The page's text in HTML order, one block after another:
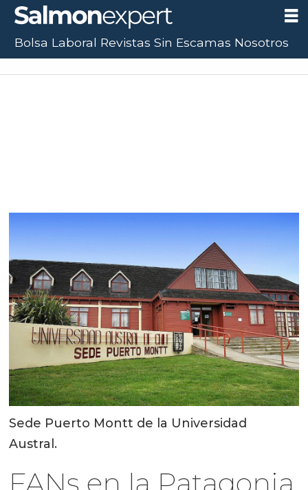
Sede Puerto Montt de la Universidad
Austral.
FANs en la Patagonia
Bolsa Laboral Revistas Sin Escamas Nosotros